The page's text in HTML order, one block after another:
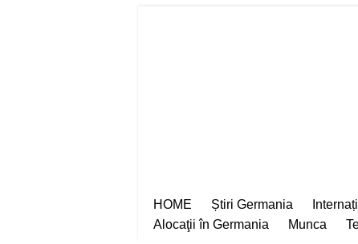
HOME Știri Germania
Alocaţii în Germania
Munca